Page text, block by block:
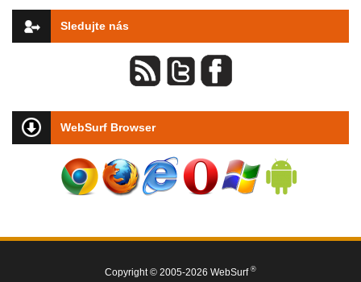
Sledujte nás
WebSurf Browser
Copyright © 2005-2026 WebSurf ®